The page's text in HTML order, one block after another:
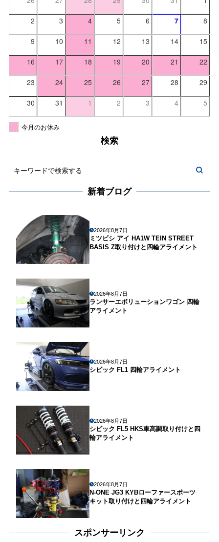
2 3 4 5 6 7 8
9 10 11 12 13 14 15
16 17 18 19 20 21 22
23 24 25 26 27 28 29
30 31 1 2 3 4 5
今月のお休み
検索
新着ブログ
2026年8月7日
ミツビシ アイ HA1W TEIN STREET
BASIS Z取り付けと四輪アライメント
2026年8月7日
ランサーエボリューションワゴン 四輪
アライメント
2026年8月7日
シビック FL1 四輪アライメント
2026年8月7日
シビック FL5 HKS車高調取り付けと四
輪アライメント
2026年8月7日
N-ONE JG3 KYBローファースポーツ
キット取り付けと四輪アライメント
スポンサーリンク